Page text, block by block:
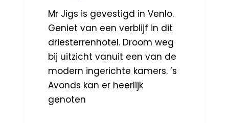
Mr Jigs is gevestigd in Venlo.
Geniet van een verblijf in dit
driesterrenhotel. Droom weg
bij uitzicht vanuit een van de
modern ingerichte kamers. ’s
Avonds kan er heerlijk
genoten